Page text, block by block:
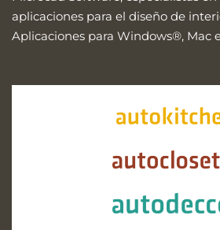
aplicaciones para el diseño de
Aplicaciones para Windows®, Mac